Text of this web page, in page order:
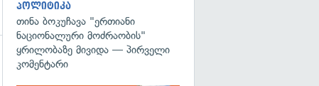
პოლიტიკა
თინა ბოკუჩავა "ერთიანი
ნაციონალური მოძრაობის"
ყრილობაზე მივიდა — პირველი
კომენტარი